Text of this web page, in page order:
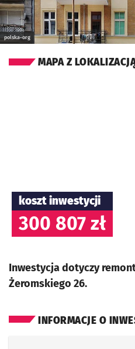
polska-org
MAPA Z
koszt inwestycji
300 807 zł
Inwestycja dotyczy
Żeromskiego 26.
INFORMACJE O